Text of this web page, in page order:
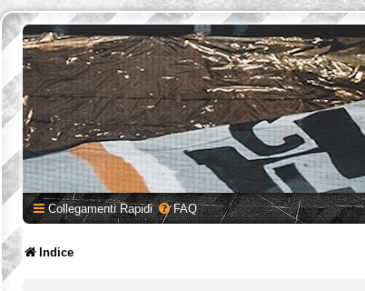
Collegamenti Rapidi FAQ
Indice